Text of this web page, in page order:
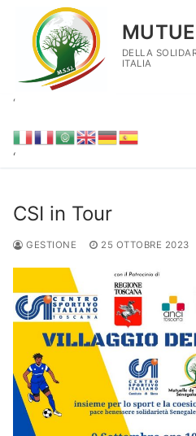
contenuto
DELLA
ITALIA
‘
‘
CSI in Tour
GESTIONE 25 OTTOBRE 2023